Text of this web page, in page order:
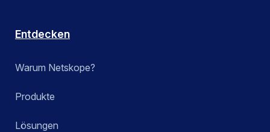
Entdecken
Warum Netskope?
Produkte
Lösungen